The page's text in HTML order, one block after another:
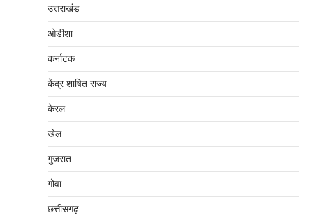
उत्तराखंड
ओड़ीशा
कर्नाटक
केंद्र शाषित राज्य
केरल
खेल
गुजरात
गोवा
छत्तीसगढ़